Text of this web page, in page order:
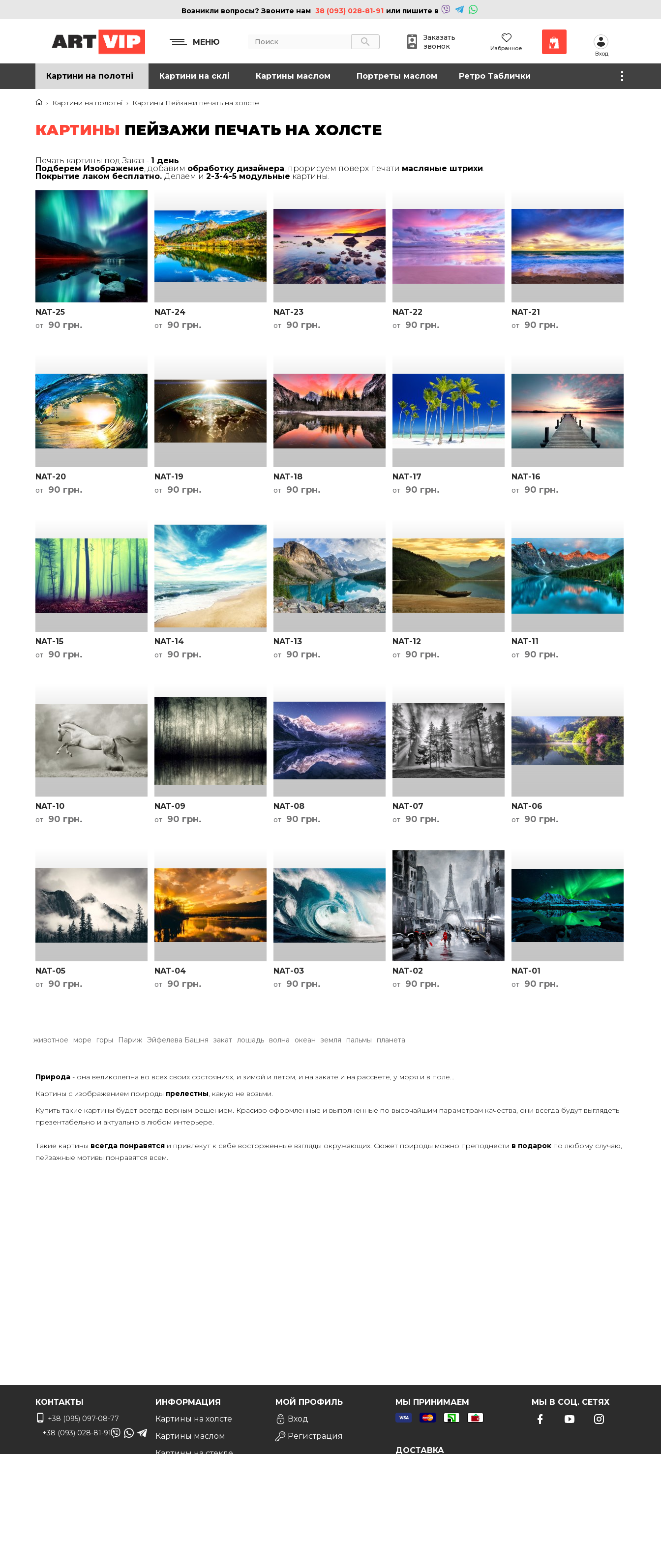
Возникли вопросы? Звоните нам 38 (093) 028-81-91 или пишите в
МЕНЮ
Заказать
звонок
Избранное
Вход
Картини на полотні Картини на склі Картины маслом Портреты маслом Ретро Таблички
› Картини на полотні › Картины Пейзажи печать на холсте
КАРТИНЫ ПЕЙЗАЖИ ПЕЧАТЬ НА ХОЛСТЕ
Печать картины под Заказ - 1 день
Подберем Изображение, добавим обработку дизайнера, прорисуем поверх печати масляные штрихи.
Покрытие лаком бесплатно. Делаем и 2-3-4-5 модульные картины.
NAT-25
от 90 грн.
NAT-24
от 90 грн.
NAT-23
от 90 грн.
NAT-22
от 90 грн.
NAT-21
от 90 грн.
NAT-20
от 90 грн.
NAT-19
от 90 грн.
NAT-18
от 90 грн.
NAT-17
от 90 грн.
NAT-16
от 90 грн.
NAT-15
от 90 грн.
NAT-14
от 90 грн.
NAT-13
от 90 грн.
NAT-12
от 90 грн.
NAT-11
от 90 грн.
NAT-10
от 90 грн.
NAT-09
от 90 грн.
NAT-08
от 90 грн.
NAT-07
от 90 грн.
NAT-06
от 90 грн.
NAT-05
от 90 грн.
NAT-04
от 90 грн.
NAT-03
от 90 грн.
NAT-02
от 90 грн.
NAT-01
от 90 грн.
животное море горы Париж Эйфелева Башня закат лошадь волна океан земля пальмы планета
Природа - она великолепна во всех своих состояниях, и зимой и летом, и на закате и на рассвете, у моря и в поле...
Картины с изображением природы прелестны, какую не возьми.
Купить такие картины будет всегда верным решением. Красиво оформленные и выполненные по высочайшим параметрам качества, они всегда будут выглядеть
презентабельно и актуально в любом интерьере.
Такие картины всегда понравятся и привлекут к себе восторженные взгляды окружающих. Сюжет природы можно преподнести в подарок по любому случаю,
пейзажные мотивы понравятся всем.
КОНТАКТЫ
+38 (095) 097-08-77
+38 (093) 028-81-91
ИНФОРМАЦИЯ
Картины на холсте
Картины маслом
Картины на стекле
МОЙ ПРОФИЛЬ
Вход
Регистрация
МЫ ПРИНИМАЕМ
ДОСТАВКА
МЫ В СОЦ. СЕТЯХ
КОНТАКТЫ
+38 (093) 028-81-91
info@art-vip.com.ua
Адрес
м. Спортивная
Карта проезда
ИНФОРМАЦИЯ
Картины на стекле
Контакты
Наши работы